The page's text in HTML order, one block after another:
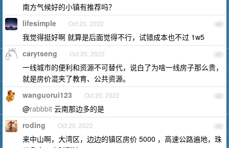
南方气候好的小镇有推荐吗？
40
lifesimple Oct 20, 2022
我觉得挺好啊 就算是后面觉得不行，试错成本也不过 1w5
41
carytseng Oct 20, 2022
一线城市的便利和资源不可替代，说白了为啥一线房子那么贵，
就是房价混夹了教育、公共资源。
42
wanguorui123 Oct 20, 2022
@rabbbit 云南那边多的是
43
roding Oct 20, 2022
来中山啊，大湾区，边边的镇区房价 5000 ，高速公路遍地，珠